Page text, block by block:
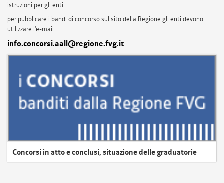
istruzioni per gli enti
per pubblicare i bandi di concorso sul sito della Regione gli enti devono
utilizzare l'e-mail
info.concorsi.aall@regione.fvg.it
Concorsi in atto e conclusi, situazione delle graduatorie